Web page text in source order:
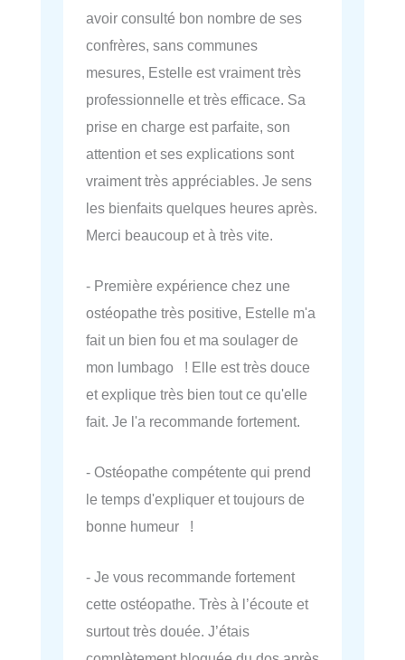
avoir consulté bon nombre de ses
confrères, sans communes
mesures, Estelle est vraiment très
professionnelle et très efficace. Sa
prise en charge est parfaite, son
attention et ses explications sont
vraiment très appréciables. Je sens
les bienfaits quelques heures après.
Merci beaucoup et à très vite.
- Première expérience chez une
ostéopathe très positive, Estelle m'a
fait un bien fou et ma soulager de
mon lumbago ! Elle est très douce
et explique très bien tout ce qu'elle
fait. Je l'a recommande fortement.
- Ostéopathe compétente qui prend
le temps d'expliquer et toujours de
bonne humeur !
- Je vous recommande fortement
cette ostéopathe. Très à l’écoute et
surtout très douée. J’étais